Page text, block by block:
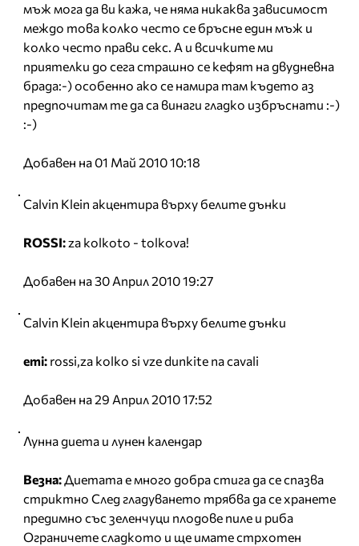
мъж мога да ви кажа, че няма никаква зависимост
междо това колко често се бръсне един мъж и
колко често прави секс. А и всичките ми
приятелки до сега страшно се кефят на двудневна
брада:-) особенно ако се намира там където аз
предпочитам те да са винаги гладко избръснати :-)
:-)
Добавен на 01 Май 2010 10:18
Calvin Klein акцентира върху белите дънки
ROSSI:za kolkoto - tolkova!
Добавен на 30 Април 2010 19:27
Calvin Klein акцентира върху белите дънки
emi: rossi,za kolko si vze dunkite na cavali
Добавен на 29 Април 2010 17:52
Лунна диета и лунен календар
Везна:Диетата е много добра стига да се спазва
стриктно След гладуването трябва да се хранете
предимно със зеленчуци плодове пиле и риба
Ограничете сладкото и ще имате стрхотен